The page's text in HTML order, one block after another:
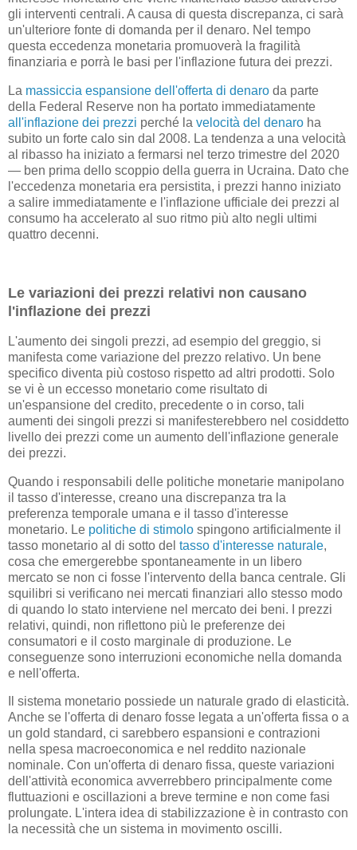
gli interventi centrali. A causa di questa discrepanza, ci sarà
un'ulteriore fonte di domanda per il denaro. Nel tempo
questa eccedenza monetaria promuoverà la fragilità
finanziaria e porrà le basi per l'inflazione futura dei prezzi.
La massiccia espansione dell'offerta di denaro da parte
della Federal Reserve non ha portato immediatamente
all'inflazione dei prezzi perché la velocità del denaro ha
subito un forte calo sin dal 2008. La tendenza a una velocità
al ribasso ha iniziato a fermarsi nel terzo trimestre del 2020
— ben prima dello scoppio della guerra in Ucraina. Dato che
l'eccedenza monetaria era persistita, i prezzi hanno iniziato
a salire immediatamente e l'inflazione ufficiale dei prezzi al
consumo ha accelerato al suo ritmo più alto negli ultimi
quattro decenni.
Le variazioni dei prezzi relativi non causano
l'inflazione dei prezzi
L'aumento dei singoli prezzi, ad esempio del greggio, si
manifesta come variazione del prezzo relativo. Un bene
specifico diventa più costoso rispetto ad altri prodotti. Solo
se vi è un eccesso monetario come risultato di
un'espansione del credito, precedente o in corso, tali
aumenti dei singoli prezzi si manifesterebbero nel cosiddetto
livello dei prezzi come un aumento dell'inflazione generale
dei prezzi.
Quando i responsabili delle politiche monetarie manipolano
il tasso d'interesse, creano una discrepanza tra la
preferenza temporale umana e il tasso d'interesse
monetario. Le politiche di stimolo spingono artificialmente il
tasso monetario al di sotto del tasso d'interesse naturale,
cosa che emergerebbe spontaneamente in un libero
mercato se non ci fosse l'intervento della banca centrale. Gli
squilibri si verificano nei mercati finanziari allo stesso modo
di quando lo stato interviene nel mercato dei beni. I prezzi
relativi, quindi, non riflettono più le preferenze dei
consumatori e il costo marginale di produzione. Le
conseguenze sono interruzioni economiche nella domanda
e nell'offerta.
Il sistema monetario possiede un naturale grado di elasticità.
Anche se l'offerta di denaro fosse legata a un'offerta fissa o a
un gold standard, ci sarebbero espansioni e contrazioni
nella spesa macroeconomica e nel reddito nazionale
nominale. Con un'offerta di denaro fissa, queste variazioni
dell'attività economica avverrebbero principalmente come
fluttuazioni e oscillazioni a breve termine e non come fasi
prolungate. L'intera idea di stabilizzazione è in contrasto con
la necessità che un sistema in movimento oscilli.